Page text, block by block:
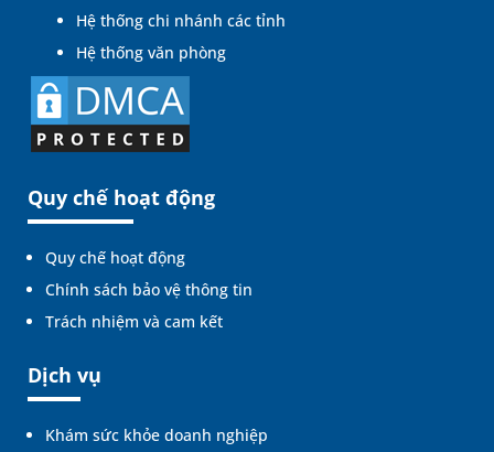
Hệ thống chi nhánh các tỉnh
Hệ thống văn phòng
Quy chế hoạt động
Quy chế hoạt động
Chính sách bảo vệ thông tin
Trách nhiệm và cam kết
Dịch vụ
Khám sức khỏe doanh nghiệp